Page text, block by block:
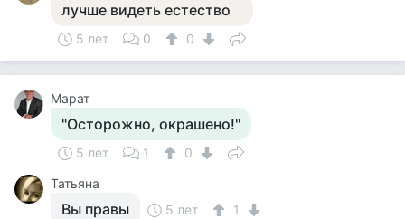
лучше видеть естество
5 лет 0 0
Марат
"Осторожно, окрашено!"
5 лет 1
0
Татьяна
Вы правы 5 лет 1